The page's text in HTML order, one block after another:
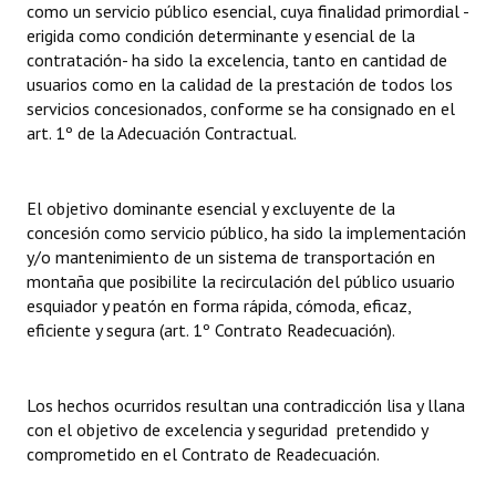
como un servicio público esencial, cuya finalidad primordial -
erigida como condición determinante y esencial de la
contratación- ha sido la excelencia, tanto en cantidad de
usuarios como en la calidad de la prestación de todos los
servicios concesionados, conforme se ha consignado en el
art. 1º de la Adecuación Contractual.
El objetivo dominante esencial y excluyente de la
concesión como servicio público, ha sido la implementación
y/o mantenimiento de un sistema de transportación en
montaña que posibilite la recirculación del público usuario
esquiador y peatón en forma rápida, cómoda, eficaz,
eficiente y segura (art. 1º Contrato Readecuación).
Los hechos ocurridos resultan una contradicción lisa y llana
con el objetivo de excelencia y seguridad pretendido y
comprometido en el Contrato de Readecuación.